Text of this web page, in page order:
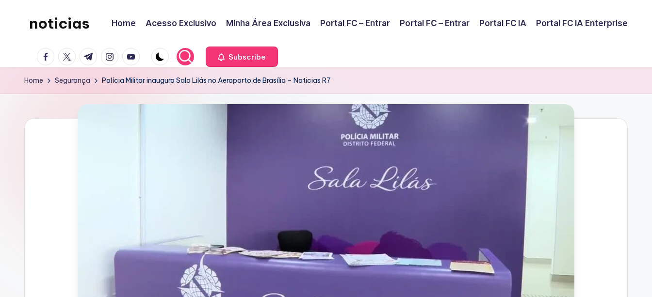
noticias Home Acesso Exclusivo Minha Área Exclusiva Portal FC – Entrar Portal FC – Entrar Portal FC IA Portal FC IA Enterprise
facebook.com
twitter.com
t.me instagram.com
youtube.com Subscribe
Home Segurança Polícia Militar inaugura Sala Lilás no Aeroporto de Brasília – Noticias R7